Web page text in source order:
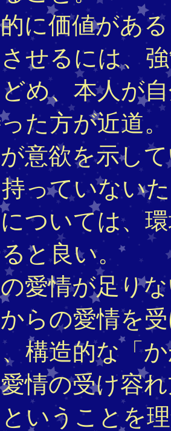
に価値があ
せるには、
め、本人が
た方が近道。
意欲を示し
っていない
ついては、
と良い。
愛情が足り
らの愛情を
構造的な「
情の受け容
いうことを